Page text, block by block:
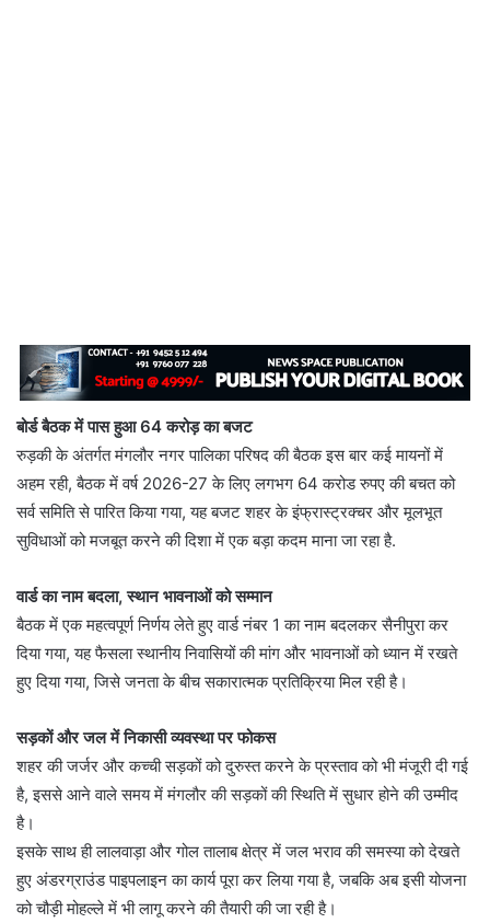
बोर्ड बैठक में पास हुआ 64 करोड़ का बजट
रुड़की के अंतर्गत मंगलौर नगर पालिका परिषद की बैठक इस बार कई मायनों में
अहम रही, बैठक में वर्ष 2026-27 के लिए लगभग 64 करोड रुपए की बचत को
सर्व समिति से पारित किया गया, यह बजट शहर के इंफ्रास्ट्रक्चर और मूलभूत
सुविधाओं को मजबूत करने की दिशा में एक बड़ा कदम माना जा रहा है.
वार्ड का नाम बदला, स्थान भावनाओं को सम्मान
बैठक में एक महत्वपूर्ण निर्णय लेते हुए वार्ड नंबर 1 का नाम बदलकर सैनीपुरा कर
दिया गया, यह फैसला स्थानीय निवासियों की मांग और भावनाओं को ध्यान में रखते
हुए दिया गया, जिसे जनता के बीच सकारात्मक प्रतिक्रिया मिल रही है।
सड़कों और जल में निकासी व्यवस्था पर फोकस
शहर की जर्जर और कच्ची सड़कों को दुरुस्त करने के प्रस्ताव को भी मंजूरी दी गई
है, इससे आने वाले समय में मंगलौर की सड़कों की स्थिति में सुधार होने की उम्मीद
है।
इसके साथ ही लालवाड़ा और गोल तालाब क्षेत्र में जल भराव की समस्या को देखते
हुए अंडरग्राउंड पाइपलाइन का कार्य पूरा कर लिया गया है, जबकि अब इसी योजना
को चौड़ी मोहल्ले में भी लागू करने की तैयारी की जा रही है।